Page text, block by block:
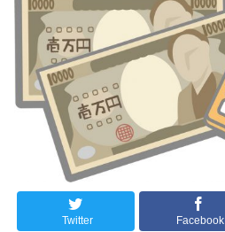
Twitter Facebook